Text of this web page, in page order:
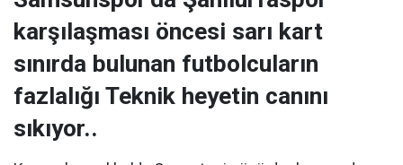
karşılaşması öncesi sarı kart
sınırda bulunan futbolcuların
fazlalığı Teknik heyetin canını
sıkıyor..